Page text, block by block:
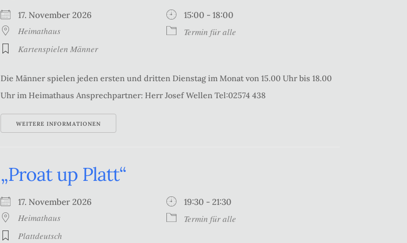
17. November 2026 15:00 - 18:00
Heimathaus
Termin für alle
Kartenspielen Männer
Die Männer spielen jeden ersten und dritten Dienstag im Monat von 15.00 Uhr bis 18.00
Uhr im Heimathaus Ansprechpartner: Herr Josef Wellen Tel:02574 438
WEITERE INFORMATIONEN
„Proat up Platt“
17. November 2026 19:30 - 21:30
Heimathaus
Termin für alle
Plattdeutsch